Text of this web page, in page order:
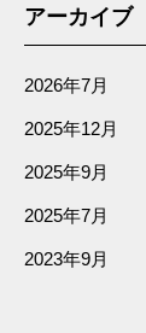
アーカイブ
2026年7月
2025年12月
2025年9月
2025年7月
2023年9月